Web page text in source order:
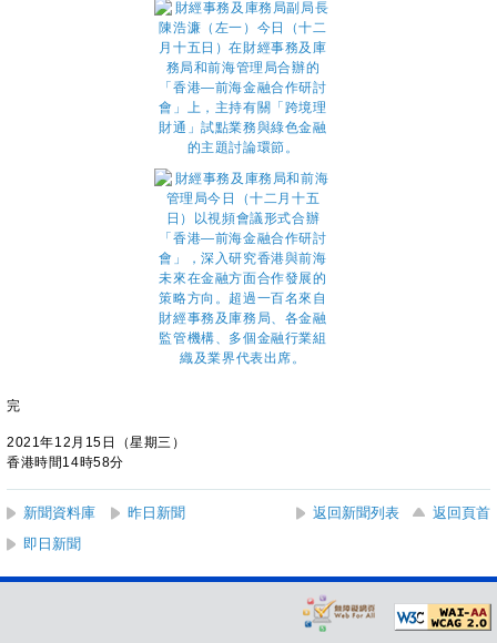
完
2021年12月15日（星期三）
香港時間14時58分
新聞資料庫 昨日新聞 返回新聞列表
返回頁首
即日新聞